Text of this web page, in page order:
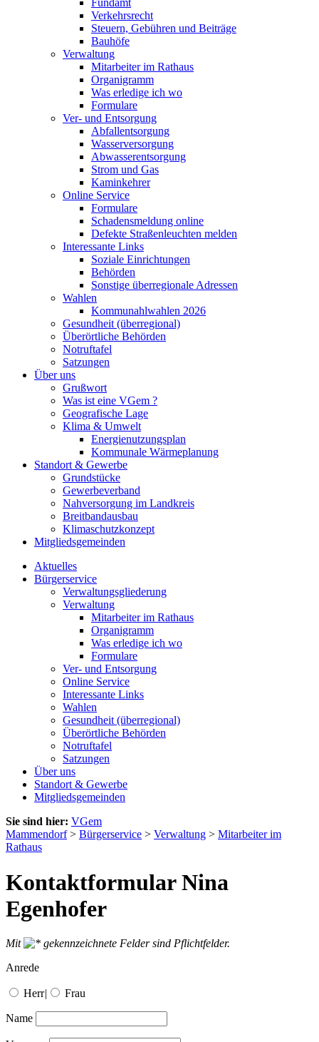
Fundamt
Verkehrsrecht
Steuern, Gebühren und Beiträge
Bauhöfe
Verwaltung
Mitarbeiter im Rathaus
Organigramm
Was erledige ich wo
Formulare
Ver- und Entsorgung
Abfallentsorgung
Wasserversorgung
Abwasserentsorgung
Strom und Gas
Kaminkehrer
Online Service
Formulare
Schadensmeldung online
Defekte Straßenleuchten melden
Interessante Links
Soziale Einrichtungen
Behörden
Sonstige überregionale Adressen
Wahlen
Kommunahlwahlen 2026
Gesundheit (überregional)
Überörtliche Behörden
Notruftafel
Satzungen
Über uns
Grußwort
Was ist eine VGem ?
Geografische Lage
Klima & Umwelt
Energienutzungsplan
Kommunale Wärmeplanung
Standort & Gewerbe
Grundstücke
Gewerbeverband
Nahversorgung im Landkreis
Breitbandausbau
Klimaschutzkonzept
Mitgliedsgemeinden
Aktuelles
Bürgerservice
Verwaltungsgliederung
Verwaltung
Mitarbeiter im Rathaus
Organigramm
Was erledige ich wo
Formulare
Ver- und Entsorgung
Online Service
Interessante Links
Wahlen
Gesundheit (überregional)
Überörtliche Behörden
Notruftafel
Satzungen
Über uns
Standort & Gewerbe
Mitgliedsgemeinden
Sie sind hier: VGem
Mammendorf> Bürgerservice > Verwaltung > Mitarbeiter im
Rathaus
Kontaktformular Nina
Egenhofer
Mit
gekennzeichnete Felder sind Pflichtfelder.
Anrede
Herr| Frau
Name